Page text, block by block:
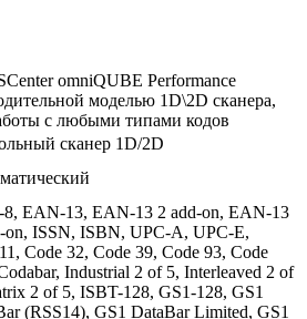
omniQUBE Performance
моделью 1D\2D сканера,
с любыми типами кодов
сканер 1D/2D
EAN-13, EAN-13 2 add-on, EAN-13
on, ISSN, ISBN, UPC-A, UPC-E,
Code 32, Code 39, Code 93, Code
Industrial 2 of 5, Interleaved 2 of
2 of 5, ISBT-128, GS1-128, GS1
(RSS14), GS1 DataBar Limited, GS1